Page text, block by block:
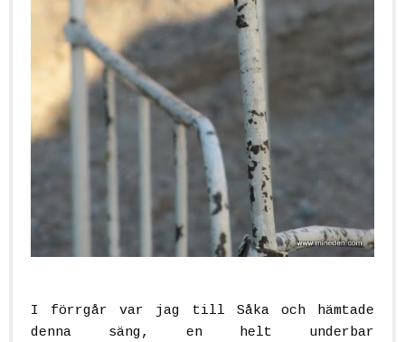
I förrgår var jag till Såka och hämtade
denna säng, en helt underbar